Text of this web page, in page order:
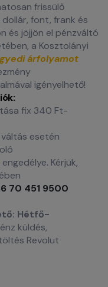
frissülő
dollár, font, frank és
és jöjjön el pénzváltó
a Kosztolányi
árfolyamot
igényelhető!
fix 340 Ft-
esetén
Kérjük,
70 451 9500
Hétfő-
küldés,
Revolut